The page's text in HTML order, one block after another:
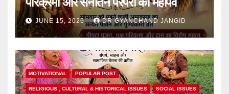
JUNE 15, 2026 DR GYANCHAND JANGID
MOTIVATIONAL POPULAR POST
RELIGIOUS , CULTURAL & HISTORICAL ISSUES SOCIAL ISSUES